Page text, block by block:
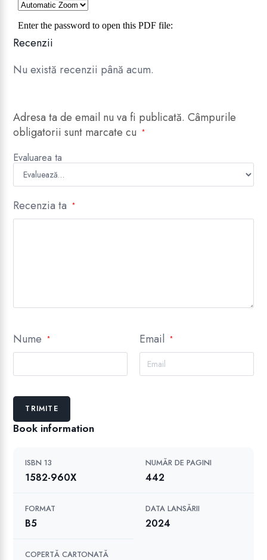
Recenzii
Nu există recenzii până acum.
Adresa ta de email nu va fi publicată. Câmpurile
obligatorii sunt marcate cu
*
Evaluarea ta
Recenzia ta *
Nume * Email *
Book information
ISBN 13
1582-960X
NUMĂR DE PAGINI
442
FORMAT
B5
DATA LANSĂRII
2024
COPERTĂ CARTONATĂ